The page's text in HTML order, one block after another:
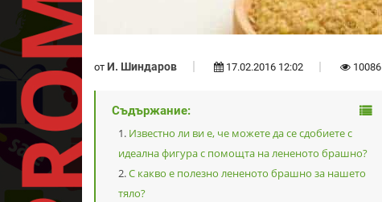
от И. Шиндаров 17.02.2016 12:02 10086
Съдържание:
Известно ли ви е, че можете да се сдобиете с
идеална фигура с помощта на лененото брашно?
С какво е полезно лененото брашно за нашето
тяло?